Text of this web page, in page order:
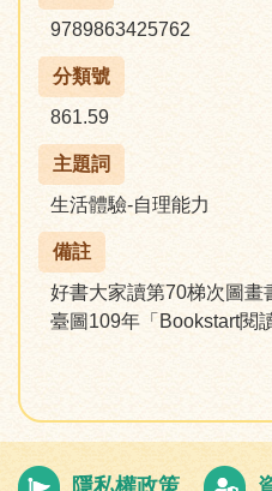
9789863425762
分類號
861.59
主題詞
生活體驗-自理能力
備註
好書大家讀第70梯次圖畫
臺圖109年「Bookstart閱
隱私權政策